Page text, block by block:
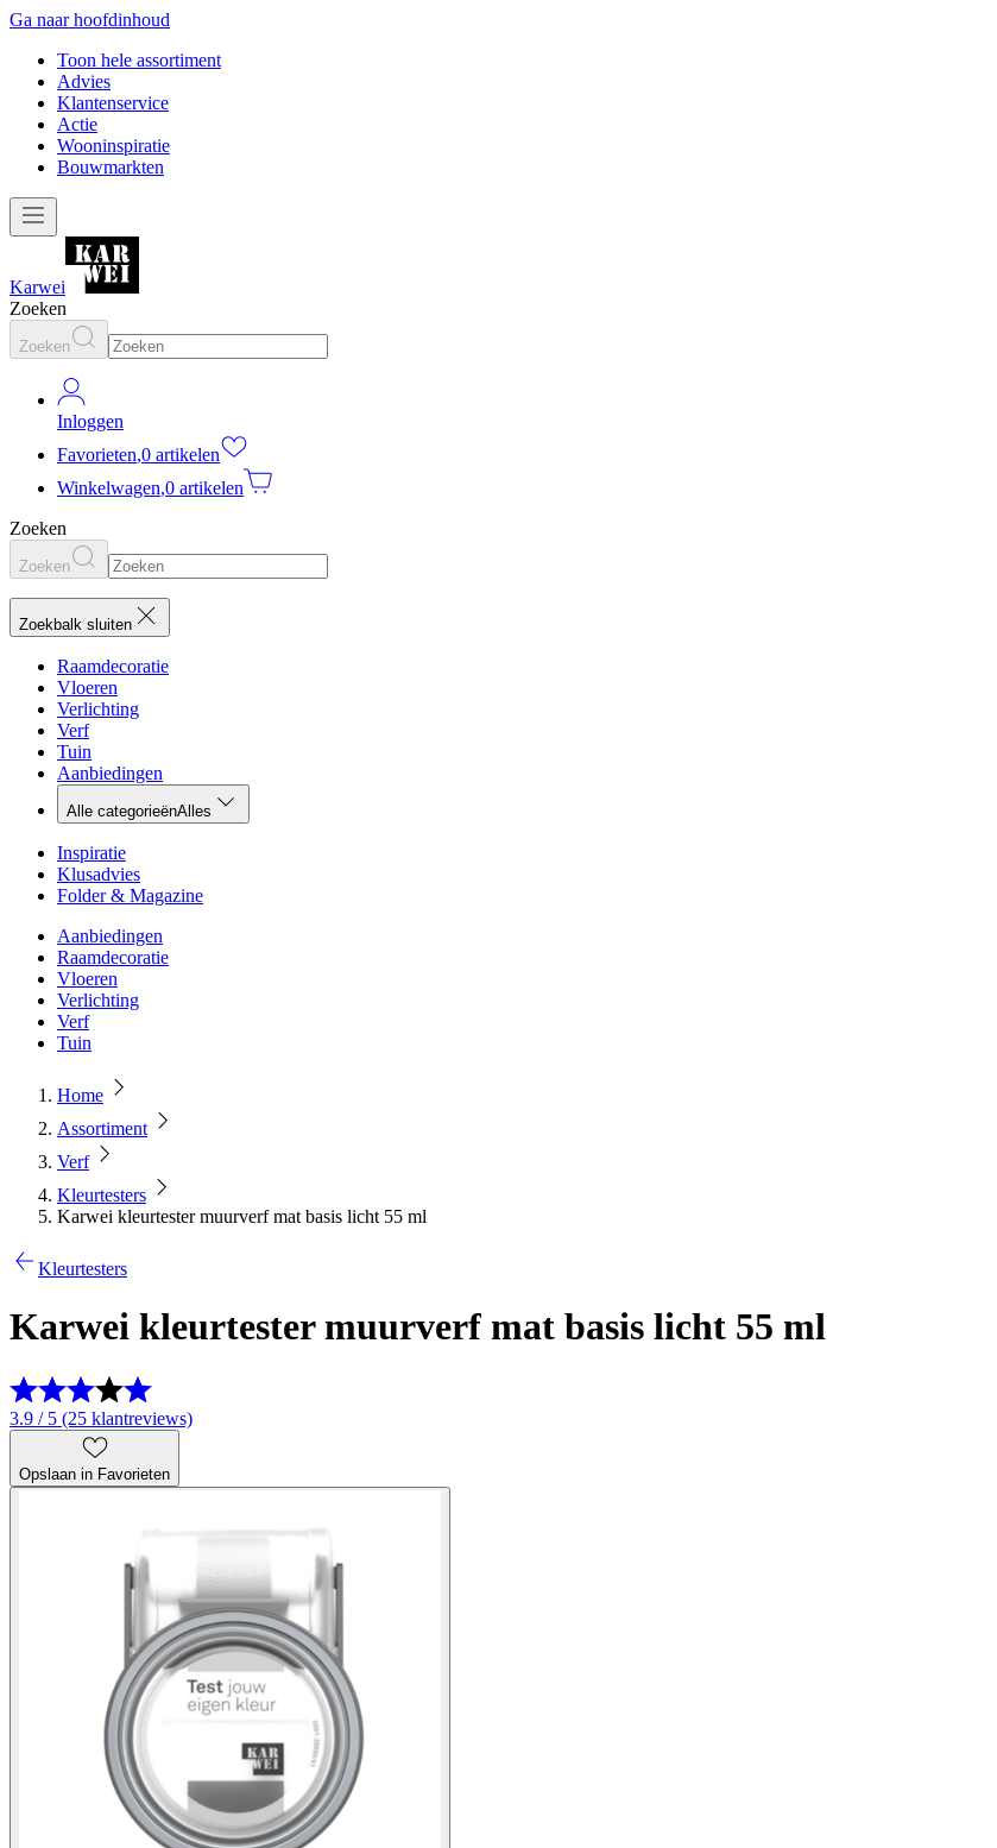
Ga naar hoofdinhoud
Toon hele assortiment
Advies
Klantenservice
Actie
Wooninspiratie
Bouwmarkten
Karwei
Zoeken
Zoeken
Inloggen
Favorieten,0 artikelen
Winkelwagen,0 artikelen
Zoeken
Zoeken
Zoekbalk sluiten
Raamdecoratie
Vloeren
Verlichting
Verf
Tuin
Aanbiedingen
Alle categorieënAlles
Inspiratie
Klusadvies
Folder & Magazine
Aanbiedingen
Raamdecoratie
Vloeren
Verlichting
Verf
Tuin
Home
Assortiment
Verf
Kleurtesters
Karwei kleurtester muurverf mat basis licht 55 ml
Kleurtesters
Karwei kleurtester muurverf mat basis licht 55 ml
3.9 / 5 (25 klantreviews)
Opslaan in Favorieten